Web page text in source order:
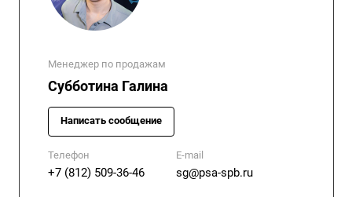
Менеджер по продажам
Субботина Галина
Написать сообщение
Телефон
+7 (812) 509-36-46
E-mail
sg@psa-spb.ru